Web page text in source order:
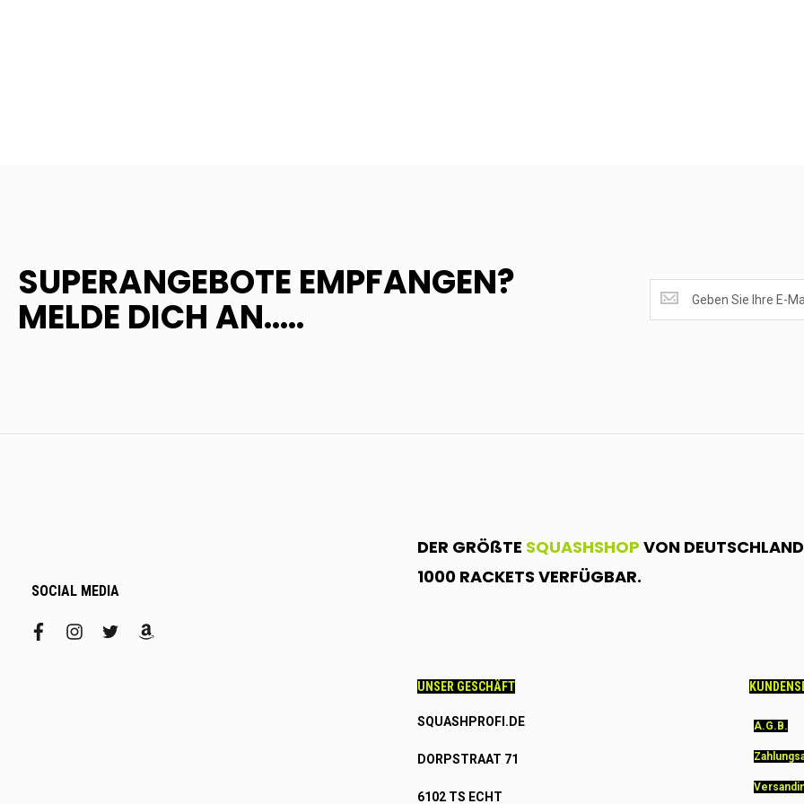
SUPERANGEBOTE EMPFANGEN?
MELDE DICH AN.....
EMPFANGEN?
<br>MELDE
SOCIAL MEDIA
facebookinstagram
twitteramazon
DER GRÖßTE SQUASHSHOP VON
1000 RACKETS VERFÜGBAR.
UNSER GESCHÄFT
SQUASHPROFI.DE
DORPSTRAAT 71
6102 TS ECHT
A.G.B.